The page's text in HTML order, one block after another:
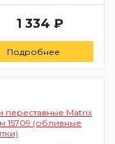
1 334 ₽
Подробнее
переставные Matrix
15709 (обливные